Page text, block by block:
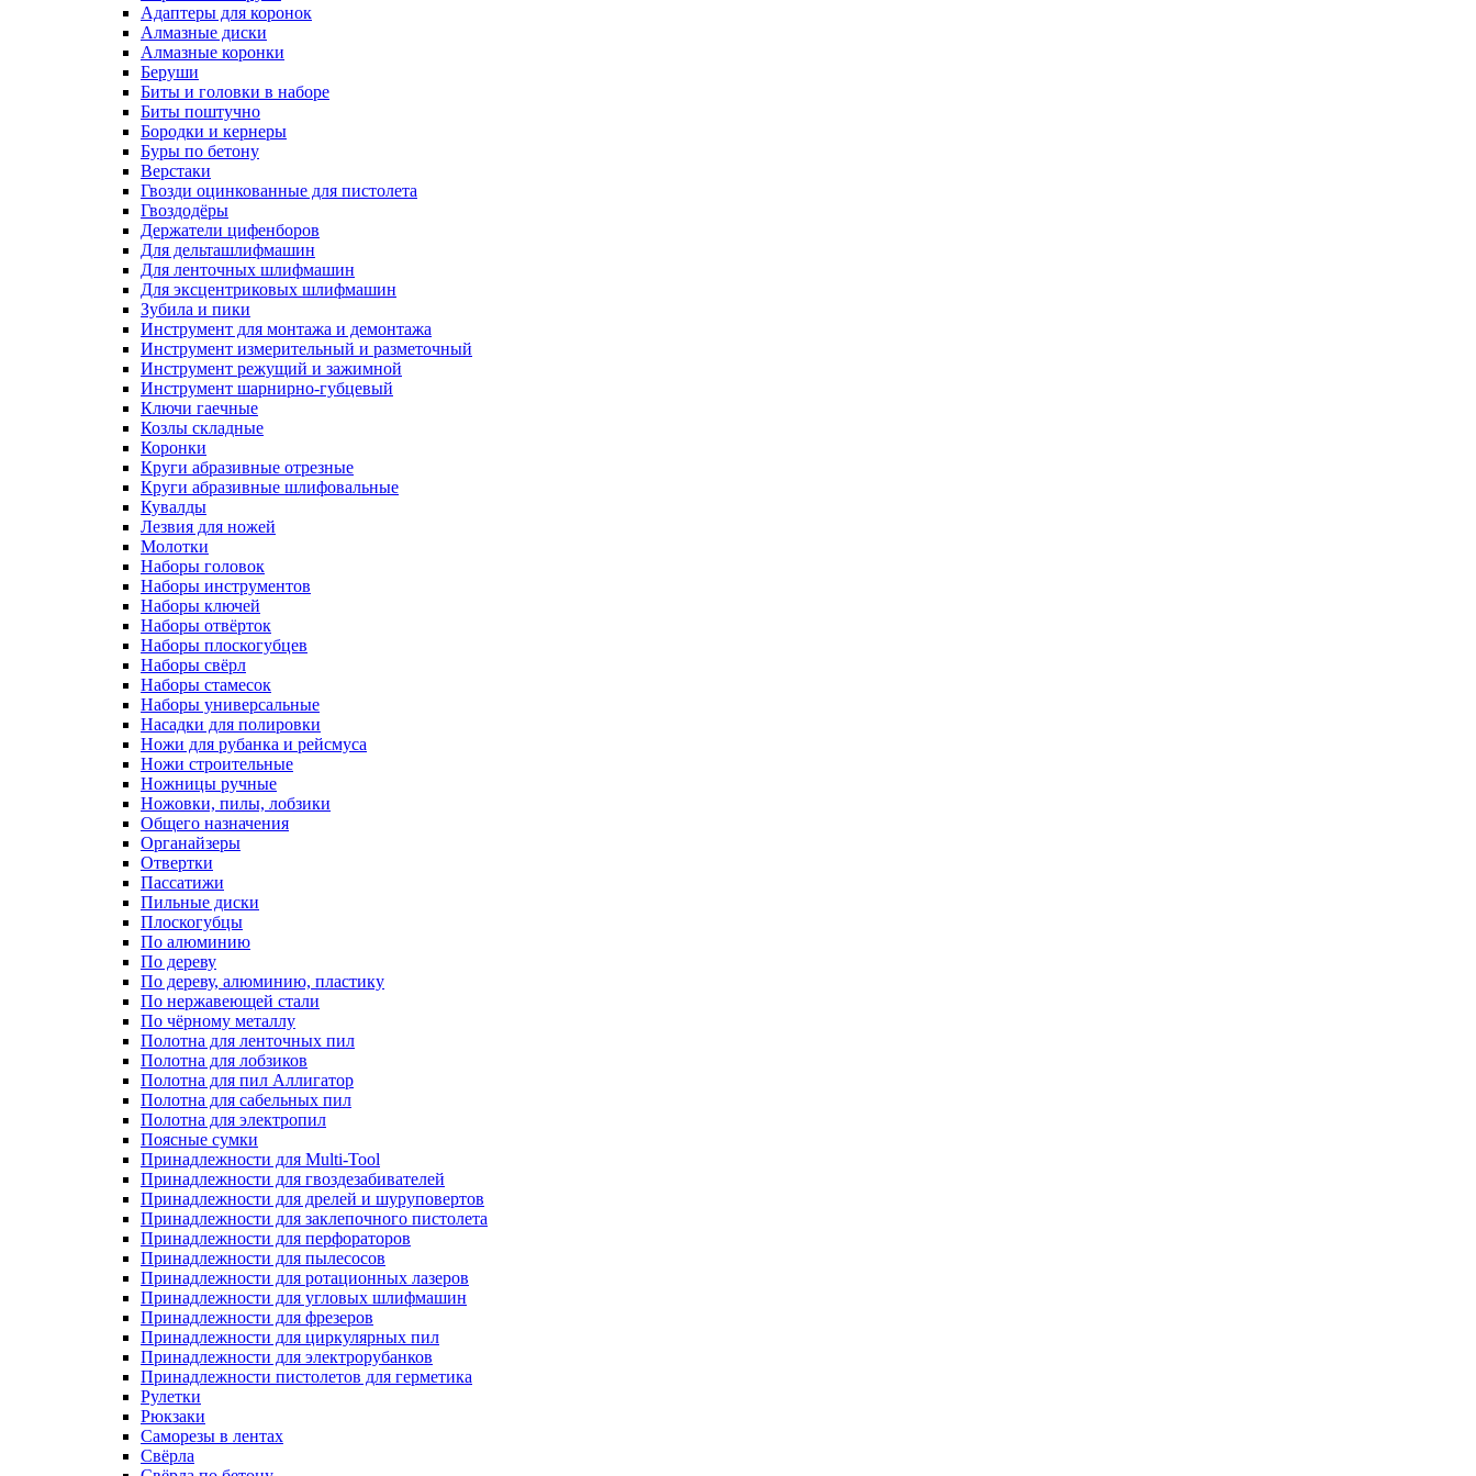
Адаптеры для коронок
Алмазные диски
Алмазные коронки
Беруши
Биты и головки в наборе
Биты поштучно
Бородки и кернеры
Буры по бетону
Верстаки
Гвозди оцинкованные для пистолета
Гвоздодёры
Держатели цифенборов
Для дельташлифмашин
Для ленточных шлифмашин
Для эксцентриковых шлифмашин
Зубила и пики
Инструмент для монтажа и демонтажа
Инструмент измерительный и разметочный
Инструмент режущий и зажимной
Инструмент шарнирно-губцевый
Ключи гаечные
Козлы складные
Коронки
Круги абразивные отрезные
Круги абразивные шлифовальные
Кувалды
Лезвия для ножей
Молотки
Наборы головок
Наборы инструментов
Наборы ключей
Наборы отвёрток
Наборы плоскогубцев
Наборы свёрл
Наборы стамесок
Наборы универсальные
Насадки для полировки
Ножи для рубанка и рейсмуса
Ножи строительные
Ножницы ручные
Ножовки, пилы, лобзики
Общего назначения
Органайзеры
Отвертки
Пассатижи
Пильные диски
Плоскогубцы
По алюминию
По дереву
По дереву, алюминию, пластику
По нержавеющей стали
По чёрному металлу
Полотна для ленточных пил
Полотна для лобзиков
Полотна для пил Аллигатор
Полотна для сабельных пил
Полотна для электропил
Поясные сумки
Принадлежности для Multi-Tool
Принадлежности для гвоздезабивателей
Принадлежности для дрелей и шуруповертов
Принадлежности для заклепочного пистолета
Принадлежности для перфораторов
Принадлежности для пылесосов
Принадлежности для ротационных лазеров
Принадлежности для угловых шлифмашин
Принадлежности для фрезеров
Принадлежности для циркулярных пил
Принадлежности для электрорубанков
Принадлежности пистолетов для герметика
Рулетки
Рюкзаки
Саморезы в лентах
Свёрла